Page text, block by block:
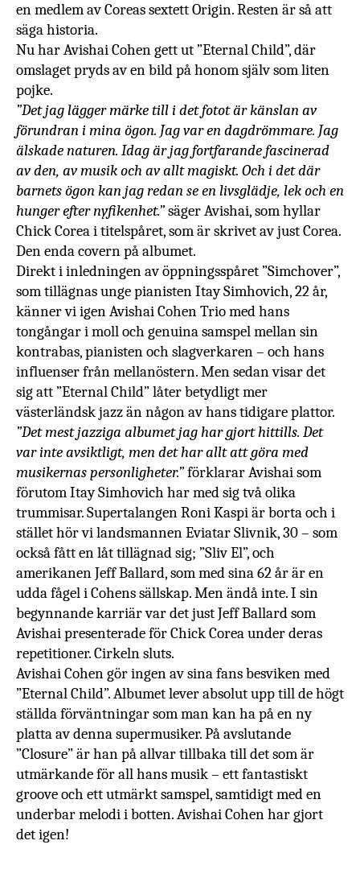
en medlem av Coreas sextett Origin. Resten är så att
säga historia.
Nu har Avishai Cohen gett ut ”Eternal Child”, där
omslaget pryds av en bild på honom själv som liten
pojke.
”Det jag lägger märke till i det fotot är känslan av
förundran i mina ögon. Jag var en dagdrömmare. Jag
älskade naturen. Idag är jag fortfarande fascinerad
av den, av musik och av allt magiskt. Och i det där
barnets ögon kan jag redan se en livsglädje, lek och en
hunger efter nyfikenhet.”säger Avishai, som hyllar
Chick Corea i titelspåret, som är skrivet av just Corea.
Den enda covern på albumet.
Direkt i inledningen av öppningsspåret ”Simchover”,
som tillägnas unge pianisten Itay Simhovich, 22 år,
känner vi igen Avishai Cohen Trio med hans
tongångar i moll och genuina samspel mellan sin
kontrabas, pianisten och slagverkaren – och hans
influenser från mellanöstern. Men sedan visar det
sig att ”Eternal Child” låter betydligt mer
västerländsk jazz än någon av hans tidigare plattor.
”Det mest jazziga albumet jag har gjort hittills. Det
var inte avsiktligt, men det har allt att göra med
musikernas personligheter.”förklarar Avishai som
förutom Itay Simhovich har med sig två olika
trummisar. Supertalangen Roni Kaspi är borta och i
stället hör vi landsmannen Eviatar Slivnik, 30 – som
också fått en låt tillägnad sig; ”Sliv El”, och
amerikanen Jeff Ballard, som med sina 62 år är en
udda fågel i Cohens sällskap. Men ändå inte. I sin
begynnande karriär var det just Jeff Ballard som
Avishai presenterade för Chick Corea under deras
repetitioner. Cirkeln sluts.
Avishai Cohen gör ingen av sina fans besviken med
”Eternal Child”. Albumet lever absolut upp till de högt
ställda förväntningar som man kan ha på en ny
platta av denna supermusiker. På avslutande
”Closure” är han på allvar tillbaka till det som är
utmärkande för all hans musik – ett fantastiskt
groove och ett utmärkt samspel, samtidigt med en
underbar melodi i botten. Avishai Cohen har gjort
det igen!